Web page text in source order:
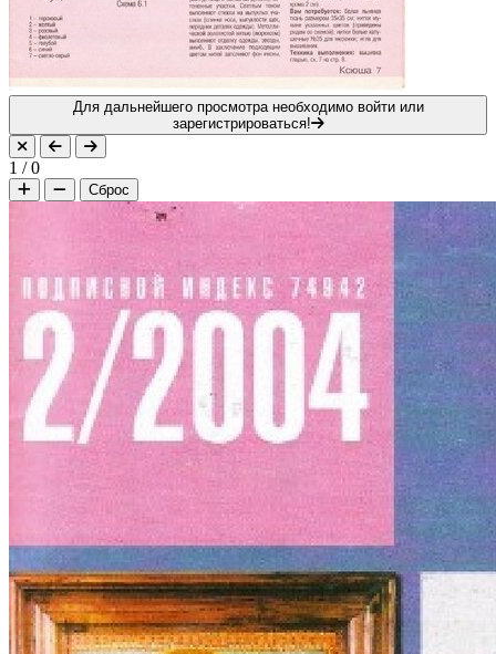
Для дальнейшего просмотра необходимо войти или
зарегистрироваться!
1 /0
Сброс